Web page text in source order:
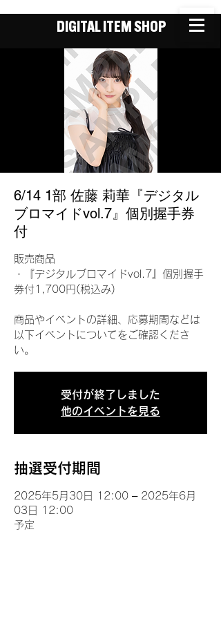
DIGITAL ITEM SHOP
6/14 1部 佐藤 莉華『デジタル
ブロマイドvol.7』個別握手券
付
販売商品
・『デジタルブロマイドvol.7』個別握手
券付1,700円(税込み)
商品やイベントの詳細、応募期間などは
以下イベントについてをご確認くださ
い。
受付が終了しました
他のイベントを見る
抽選受付期間
2025年5月30日 12:00 – 2025年6月
03日 12:00
予定